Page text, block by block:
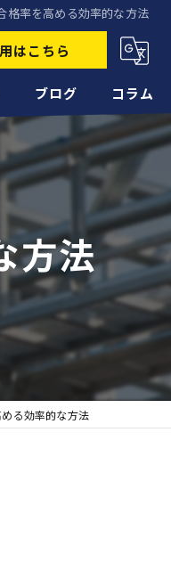
格率を高める効率的な方法
はこちら
ブログ コラム
方法
る効率的な方法